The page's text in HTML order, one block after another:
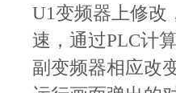
U1变频器上修改
速，通过PLC计
副变频器相应改